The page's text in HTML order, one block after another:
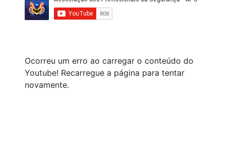
Ocorreu um erro ao carregar o conteúdo do
Youtube! Recarregue a página para tentar
novamente.